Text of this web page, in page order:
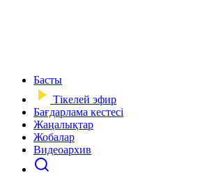
Басты
Тікелей эфир
Бағдарлама кестесі
Жаңалықтар
Жобалар
Видеоархив